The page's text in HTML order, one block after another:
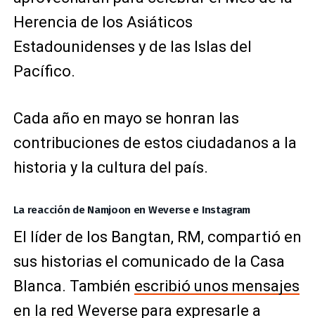
Herencia de los Asiáticos
Estadounidenses y de las Islas del
Pacífico.
Cada año en mayo se honran las
contribuciones de estos ciudadanos a la
historia y la cultura del país.
La reacción de Namjoon en Weverse e Instagram
El líder de los Bangtan, RM, compartió en
sus historias el comunicado de la Casa
Blanca. También escribió unos mensajes
en la red Weverse para expresarle a